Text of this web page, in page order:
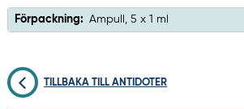
Förpackning: Ampull, 5 x 1 ml
TILLBAKA TILL ANTIDOTER